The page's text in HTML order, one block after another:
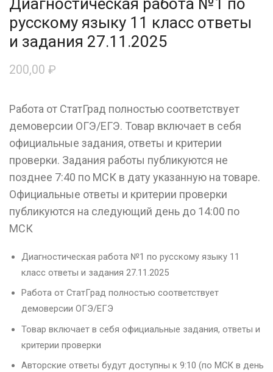
Диагностическая работа №1 по
русскому языку 11 класс ответы
и задания 27.11.2025
200,00 ₽
Работа от СтатГрад полностью соответствует
демоверсии ОГЭ/ЕГЭ. Товар включает в себя
официальные задания, ответы и критерии
проверки. Задания работы публикуются не
позднее 7:40 по МСК в дату указанную на товаре.
Официальные ответы и критерии проверки
публикуются на следующий день до 14:00 по
МСК
Диагностическая работа №1 по русскому языку 11
класс ответы и задания 27.11.2025
Работа от СтатГрад полностью соответствует
демоверсии ОГЭ/ЕГЭ
Товар включает в себя официальные задания, ответы и
критерии проверки
Авторские ответы будут доступны к 9:10 (по МСК в день